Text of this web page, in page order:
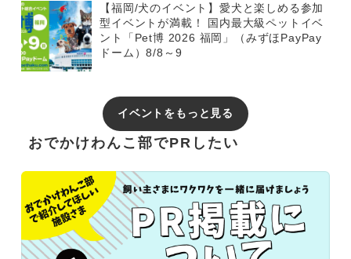
【福岡/犬のイベント】愛犬と楽しめる参加
型イベントが満載！ 国内最大級ペットイベ
ント「Pet博 2026 福岡」（みずほPayPay
ドーム）8/8～9
イベントをもっと見る
おでかけわんこ部でPRしたい